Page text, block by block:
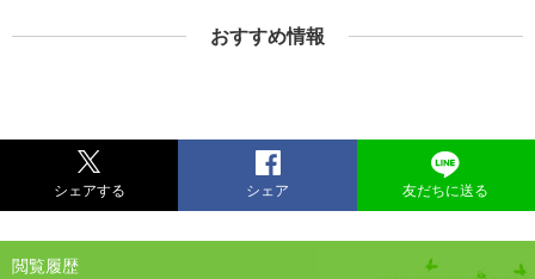
おすすめ情報
シェアする シェア 友だちに送る
閲覧履歴